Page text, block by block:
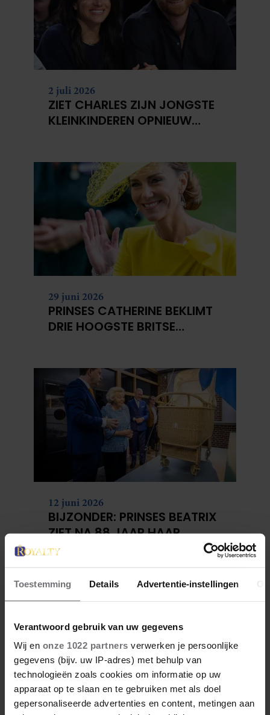
Toestemming Details Advertentie-instellingen
Verantwoord gebruik van uw gegevens
Wij en onze 1022 partners verwerken je persoonlijke
gegevens (bijv. uw IP-adres) met behulp van
technologieën zoals cookies om informatie op uw
apparaat op te slaan en te gebruiken met als doel
gepersonaliseerde advertenties en content, metingen aan
2 juli 2026
ZIET CHARLES ZIJN JONGSTE
KLEINKINDEREN OPNIEUW
29 juni 2026
PRINSES CATHERINE BEKLIMT
DRIE HOOGSTE BRITSE
12 juni 2026
BIJZONDER: PRINSES BEATRIX
ZIET NA 88 JAAR HAAR
VERDWENEN WIEG TERUG